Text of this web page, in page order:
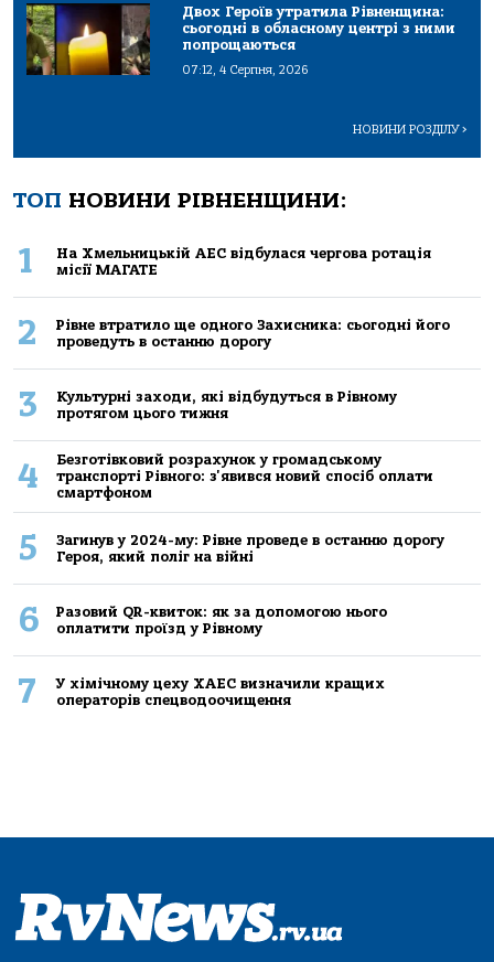
Двох Героїв утратила Рівненщина:
сьогодні в обласному центрі з ними
попрощаються
07:12, 4 Серпня, 2026
НОВИНИ РОЗДІЛУ>
ТОП НОВИНИ РІВНЕНЩИНИ:
1
На Хмельницькій АЕС відбулася чергова ротація
місії МАГАТЕ
2
Рівне втратило ще одного Захисника: сьогодні його
проведуть в останню дорогу
3
Культурні заходи, які відбудуться в Рівному
протягом цього тижня
4
Безготівковий розрахунок у громадському
транспорті Рівного: з'явився новий спосіб оплати
смартфоном
5
Загинув у 2024-му: Рівне проведе в останню дорогу
Героя, який поліг на війні
6
Разовий QR-квиток: як за допомогою нього
оплатити проїзд у Рівному
7
У хімічному цеху ХАЕС визначили кращих
операторів спецводоочищення